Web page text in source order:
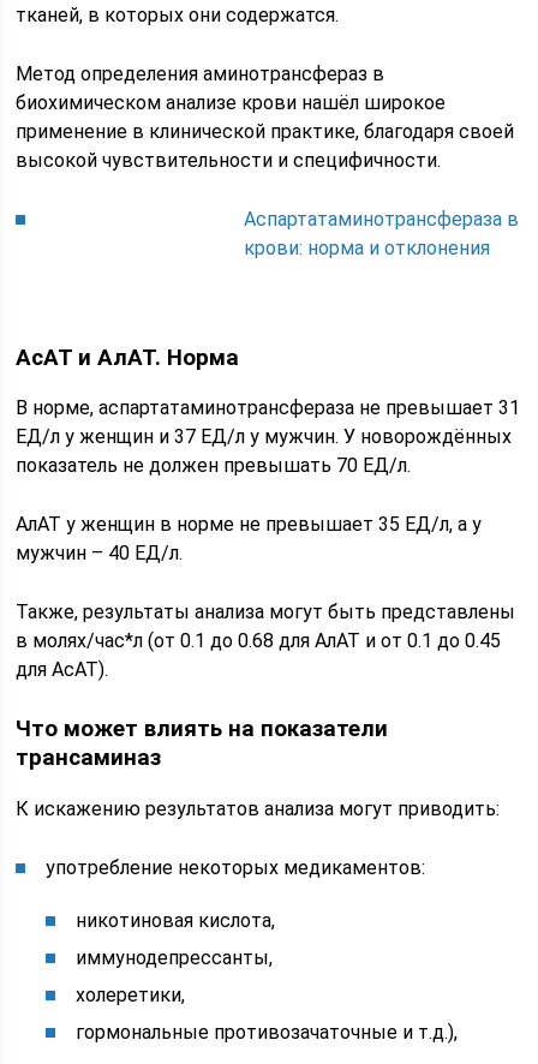
тканей, в которых они содержатся.
Метод определения аминотрансфераз в
биохимическом анализе крови нашёл широкое
применение в клинической практике, благодаря своей
высокой чувствительности и специфичности.
Аспартатаминотрансфераза в
крови: норма и отклонения
АсАТ и АлАТ. Норма
В норме, аспартатаминотрансфераза не превышает 31
ЕД/л у женщин и 37 ЕД/л у мужчин. У новорождённых
показатель не должен превышать 70 ЕД/л.
АлАТ у женщин в норме не превышает 35 ЕД/л, а у
мужчин – 40 ЕД/л.
Также, результаты анализа могут быть представлены
в молях/час*л (от 0.1 до 0.68 для АлАТ и от 0.1 до 0.45
для АсАТ).
Что может влиять на показатели
трансаминаз
К искажению результатов анализа могут приводить:
употребление некоторых медикаментов:
никотиновая кислота,
иммунодепрессанты,
холеретики,
гормональные противозачаточные и т.д.),